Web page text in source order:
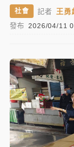
父親節泡湯了
雨熱區曝
台積電殺35元
及載板皆走弱
中信慈善基金會
駁 理由曝光
故宮《龍藏經
周六起展出延長
社會 記者 王勇
發布 2026/04/11